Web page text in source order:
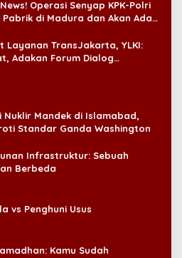
Operasi Senyap KPK-Polri
Pabrik di Madura dan Akan Ada
Layanan TransJakarta, YLKI:
Adakan Forum Dialog
Nuklir Mandek di Islamabad,
Standar Ganda Washington
Infrastruktur: Sebuah
Berbeda
vs Penghuni Usus
Kamu Sudah